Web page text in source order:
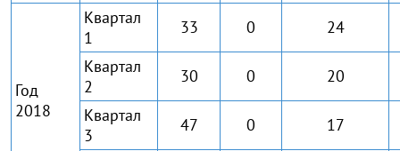
Год
2018
Квартал
1
33 0
24
Квартал
2
30 0
20
Квартал
3
47 0
17